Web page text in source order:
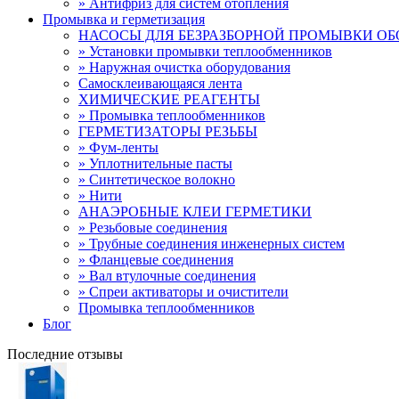
» Антифриз для систем отопления
Промывка и герметизация
НАСОСЫ ДЛЯ БЕЗРАЗБОРНОЙ ПРОМЫВКИ
» Установки промывки теплообменников
» Наружная очистка оборудования
Самосклеивающаяся лента
ХИМИЧЕСКИЕ РЕАГЕНТЫ
» Промывка теплообменников
ГЕРМЕТИЗАТОРЫ РЕЗЬБЫ
» Фум-ленты
» Уплотнительные пасты
» Синтетическое волокно
» Нити
АНАЭРОБНЫЕ КЛЕИ ГЕРМЕТИКИ
» Резьбовые соединения
» Трубные соединения инженерных систем
» Фланцевые соединения
» Вал втулочные соединения
» Спреи активаторы и очистители
Промывка теплообменников
Блог
Последние отзывы